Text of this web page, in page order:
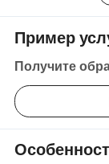
Пример
Получите